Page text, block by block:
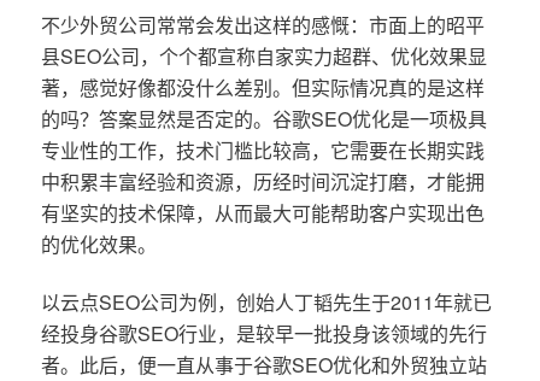
不少外贸公司常常会发出这样的感慨：市面上的昭平
县SEO公司，个个都宣称自家实力超群、优化效果显
著，感觉好像都没什么差别。但实际情况真的是这样
的吗？答案显然是否定的。谷歌SEO优化是一项极具
专业性的工作，技术门槛比较高，它需要在长期实践
中积累丰富经验和资源，历经时间沉淀打磨，才能拥
有坚实的技术保障，从而最大可能帮助客户实现出色
的优化效果。
以云点SEO公司为例，创始人丁韬先生于2011年就已
经投身谷歌SEO行业，是较早一批投身该领域的先行
者。此后，便一直从事于谷歌SEO优化和外贸独立站